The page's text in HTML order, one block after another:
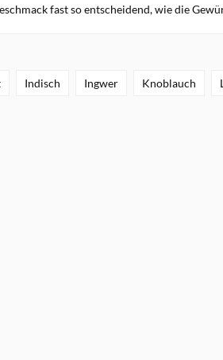
fast so entscheidend, wie die
Indisch Ingwer Knoblauch